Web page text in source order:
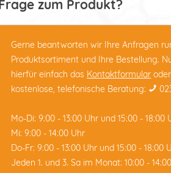
zum Produkt?
Gerne beantworten wir Ihre Anfragen
Produktsortiment und Ihre Bestellung.
hierfür einfach das Kontaktformular
kostenlose, telefonische Beratung:
Mo-Di: 9:00 - 13:00 Uhr und 15:00 - 18:00
Mi: 9:00 - 14:00 Uhr
Do-Fr: 9:00 - 13:00 Uhr und 15:00 - 18:00
Jeden 1. und 3. Sa im Monat: 10:00 -